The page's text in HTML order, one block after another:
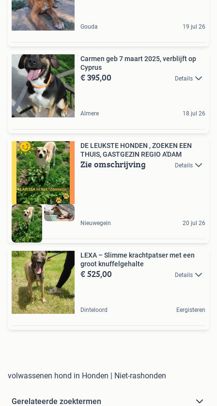
Gouda 19 jul 26
Carmen geb 7 maart 2025, verblijft op
Cyprus
€ 395,00 Details
Almere 18 jul 26
DE LEUKSTE HONDEN , ZOEKEN EEN
THUIS, GASTGEZIN REGIO A'DAM
Zie omschrijving Details
Nieuwegein 20 jul 26
LEXA – Slimme krachtpatser met een
groot knuffelgehalte
€ 525,00 Details
Dinteloord Eergisteren
volwassenen hond in Honden | Niet-rashonden
Gerelateerde zoektermen